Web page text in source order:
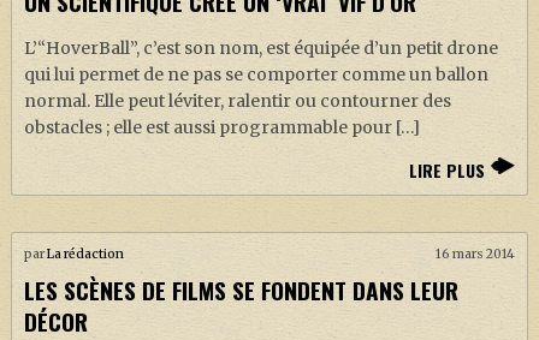
L’“HoverBall”, c’est son nom, est équipée d’un petit drone
qui lui permet de ne pas se comporter comme un ballon
normal. Elle peut léviter, ralentir ou contourner des
obstacles ; elle est aussi programmable pour […]
LIRE PLUS
parLa rédaction 16 mars 2014
LES SCÈNES DE FILMS SE FONDENT DANS LEUR
DÉCOR